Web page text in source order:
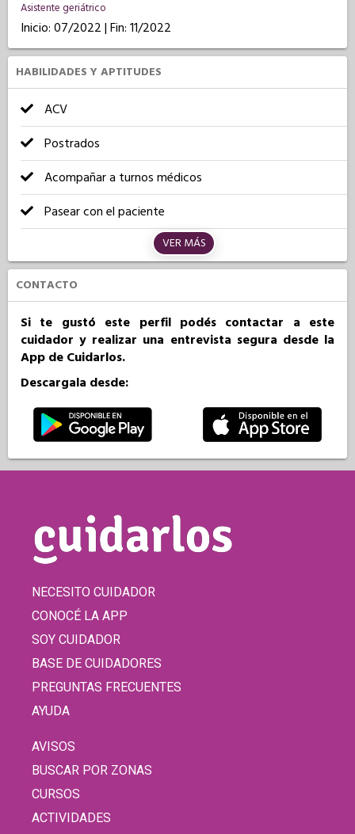
Asistente geriátrico
Inicio: 07/2022 | Fin: 11/2022
HABILIDADES Y APTITUDES
ACV
Postrados
Acompañar a turnos médicos
Pasear con el paciente
VER MÁS
CONTACTO
Si te gustó este perfil podés contactar a este
cuidador y realizar una entrevista segura desde la
App de Cuidarlos.
Descargala desde:
NECESITO CUIDADOR
CONOCÉ LA APP
SOY CUIDADOR
BASE DE CUIDADORES
PREGUNTAS FRECUENTES
AYUDA
AVISOS
BUSCAR POR ZONAS
CURSOS
ACTIVIDADES